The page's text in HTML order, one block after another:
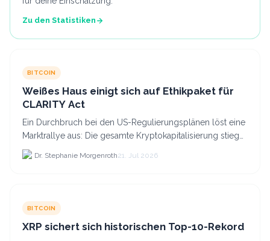
Zu den Statistiken
BITCOIN
Weißes Haus einigt sich auf Ethikpaket für
CLARITY Act
Ein Durchbruch bei den US-Regulierungsplänen löst eine
Marktrallye aus: Die gesamte Kryptokapitalisierung stieg
am 21.
Dr. Stephanie Morgenroth21. Jul 2026
BITCOIN
XRP sichert sich historischen Top-10-Rekord